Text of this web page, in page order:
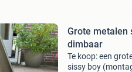
Grote metalen
dimbaar
Te koop: een
sissy boy